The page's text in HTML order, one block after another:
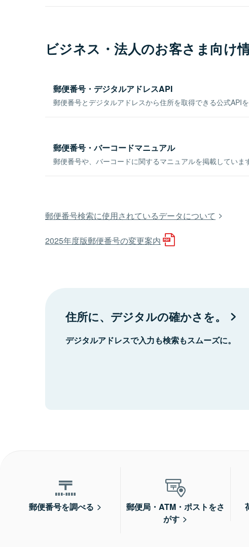
ビジネス・法人のお客さま向け
郵便番号・デジタルアドレスAPI
郵便番号とデジタルアドレスから住所を取得できる公式APIを
郵便番号・バーコードマニュアル
郵便番号や、バーコードに関するマニュアルを掲載していま
郵便番号検索に使用されているデータについて
2025年度版郵便番号の変更案内
住所に、デジタルの確かさを。
デジタルアドレスで入力も検索もスムーズに。
郵便番号を調べる
郵便局・ATM・ポストをさ
がす